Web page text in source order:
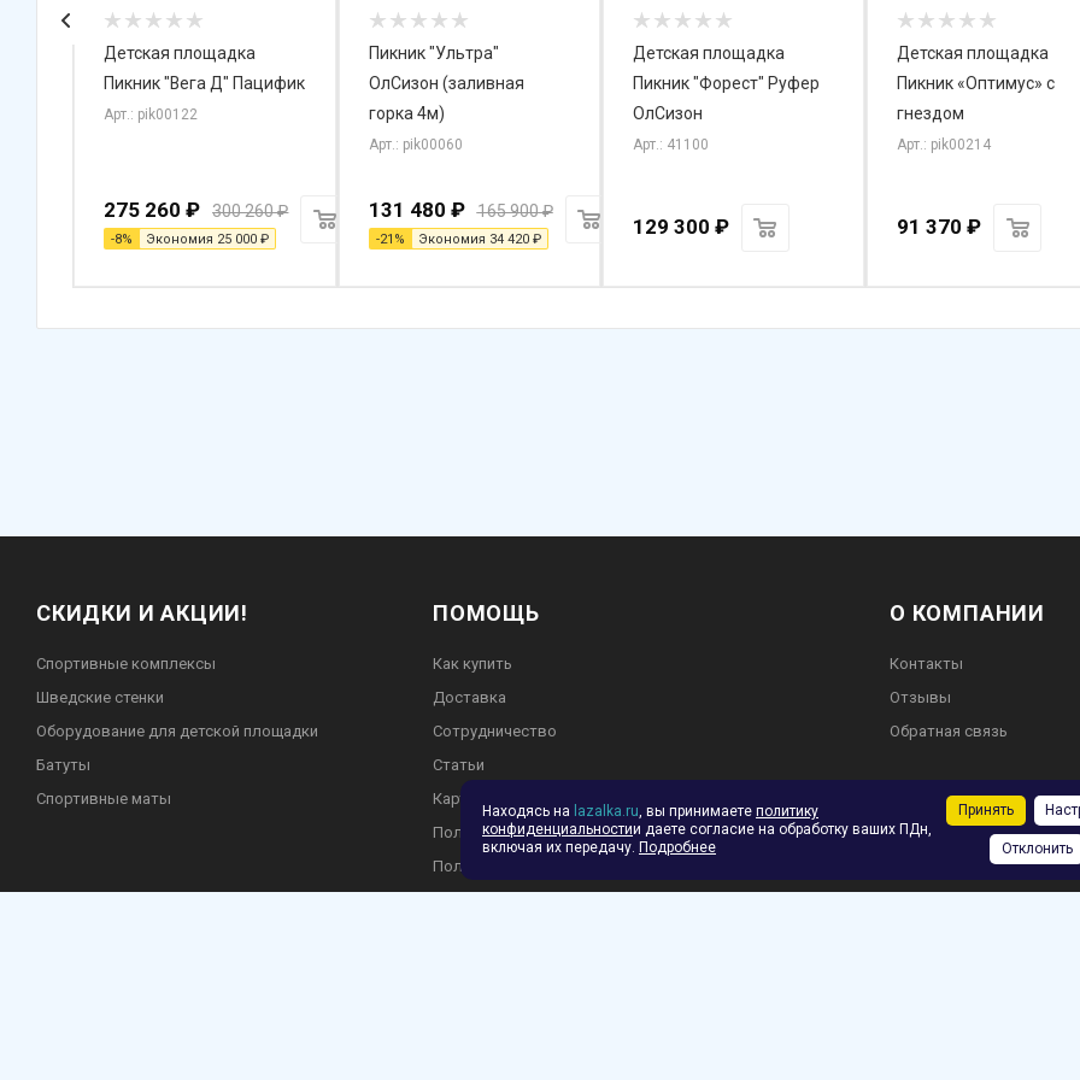
Детская площадка
Пикник "Вега Д" Пацифик
Арт.: pik00122
275 260 ₽ 300 260₽
-8% Экономия 25 000 ₽
Пикник "Ультра"
ОлСизон (заливная
горка 4м)
Арт.: pik00060
131 480 ₽ 165 900₽
-21 % Экономия 34 420₽
Детская площадка
Пикник "Форест" Руфер
ОлСизон
Арт.: 41100
129 300 ₽
Детская площадка
Пикник «Оптимус» с
гнездом
Арт.: pik00214
91 370 ₽
СКИДКИ И АКЦИИ!
Спортивные комплексы
Шведские стенки
Оборудование для детской площадки
Батуты
Спортивные маты
ПОМОЩЬ
Как купить
Доставка
Сотрудничество
Статьи
Карта сайта
Пользовательское соглашение
Политика конф.
О КОМПАНИИ
Контакты
Отзывы
Обратная связь
Находясь на lazalka.ru, вы принимаете политику
конфиденциальностии даете согласие на обработку ваших ПДн,
включая их передачу. Подробнее
Принять
Отклонить